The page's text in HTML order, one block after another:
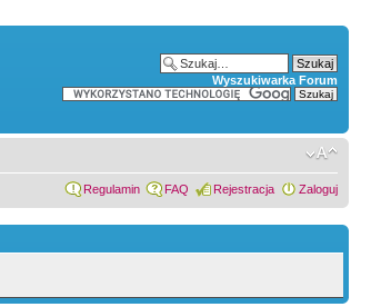
Wyszukiwarka Forum
Regulamin FAQ Rejestracja Zaloguj